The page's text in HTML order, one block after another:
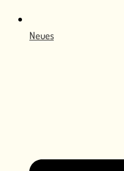
Neues